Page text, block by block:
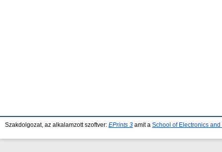
Szakdolgozat, az alkalamzott szoftver: EPrints 3 amit a School of Electronics